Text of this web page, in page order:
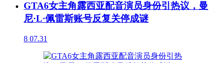
GTA6女主角露西亚配音演员身份引热议，曼
尼·L·佩雷斯账号反复关停成谜
8 07.31